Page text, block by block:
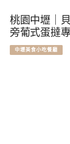
桃園中壢｜
旁葡式蛋撻
中壢美食小吃餐廳